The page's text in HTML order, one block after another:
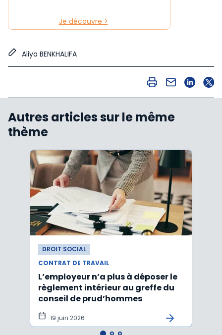
Je découvre >
Aliya BENKHALIFA
Autres articles sur le même
thème
DROIT SOCIAL
CONTRAT DE TRAVAIL
L’employeur n’a plus à déposer le
règlement intérieur au greffe du
conseil de prud’hommes
19 juin 2026